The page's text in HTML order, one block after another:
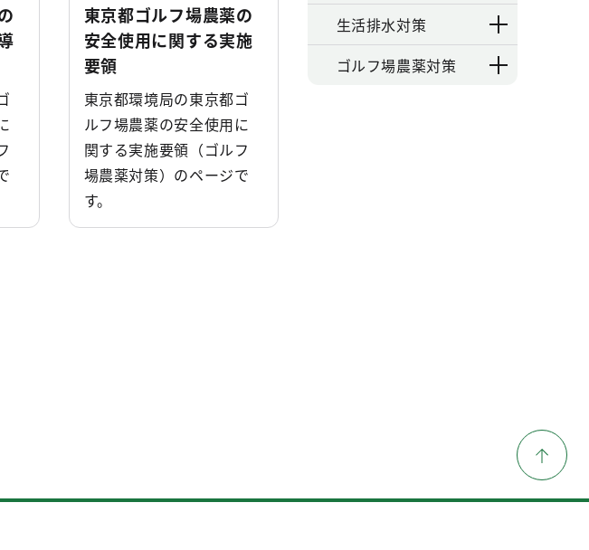
東京都ゴルフ場農薬の
安全使用に関する実施
要領
東京都環境局の東京都ゴ
ルフ場農薬の安全使用に
関する実施要領（ゴルフ
場農薬対策）のページで
す。
生活排水対策
ゴルフ場農薬対策